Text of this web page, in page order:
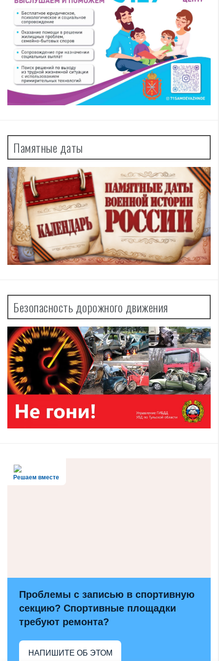
Памятные даты
Безопасность дорожного движения
Решаем вместе
Проблемы с записью в спортивную
секцию? Спортивные площадки
требуют ремонта?
НАПИШИТЕ ОБ ЭТОМ